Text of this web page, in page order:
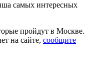
самых интересных
пройдут в Москве.
на сайте, сообщите